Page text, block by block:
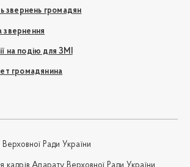
звернень громадян
звернення
на подію для ЗМІ
громадянина
Верховної Ради України